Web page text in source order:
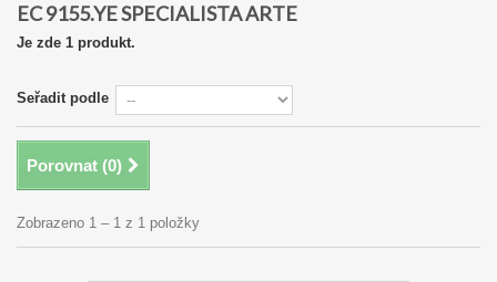
EC 9155.YE SPECIALISTA ARTE
Je zde 1 produkt.
Seřadit podle
Porovnat (0)
Zobrazeno 1 – 1 z 1 položky